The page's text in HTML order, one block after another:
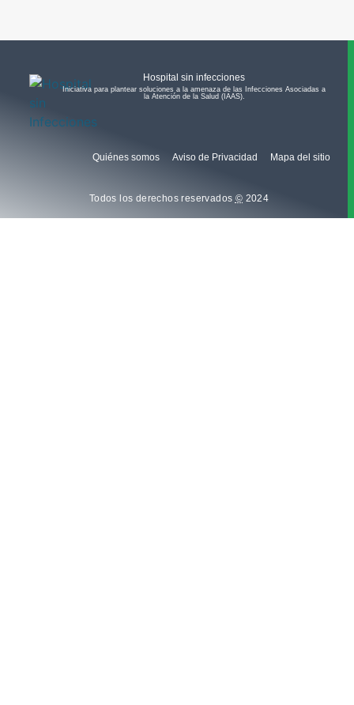
Hospital sin infecciones
Iniciativa para plantear soluciones a la amenaza de las Infecciones Asociadas a
la Atención de la Salud (IAAS).​
Quiénes somos Aviso de Privacidad Mapa del sitio
Todos los derechos reservados © 2024